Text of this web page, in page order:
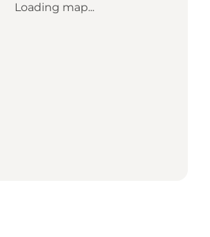
Loading map...